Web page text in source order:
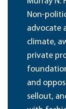
Non-
advocate
climate,
private
and
sellout,